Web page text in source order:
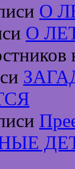
О
О